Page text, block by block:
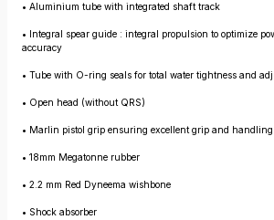
• Aluminium tube with integrated shaft track
• Integral spear guide : integral propulsion to optimize
accuracy
• Tube with O-ring seals for total water tightness and
• Open head (without QRS)
• Marlin pistol grip ensuring excellent grip and
• 18mm Megatonne rubber
• 2.2 mm Red Dyneema wishbone
• Shock absorber